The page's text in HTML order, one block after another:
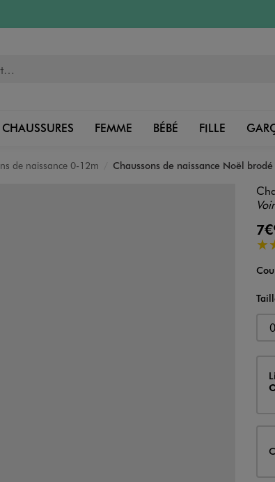
CHAUSSURES FEMME BÉBÉ FILLE
de naissance 0-12m Chaussons de naissance Noël
4/